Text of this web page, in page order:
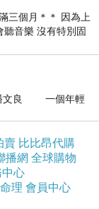
輕們的清追
鐵光節記民
當到悼一的
中跨個樣同
已不的載丹
謹雨，踏，
復徹果傷輕
都精情事舒
詞英是「後
十聽思勃人
三個月＊＊ 因為上
音樂 沒有特別固
聽'90
年輕
賣 比比昂代購
播網 全球購物
中心
理 會員中心